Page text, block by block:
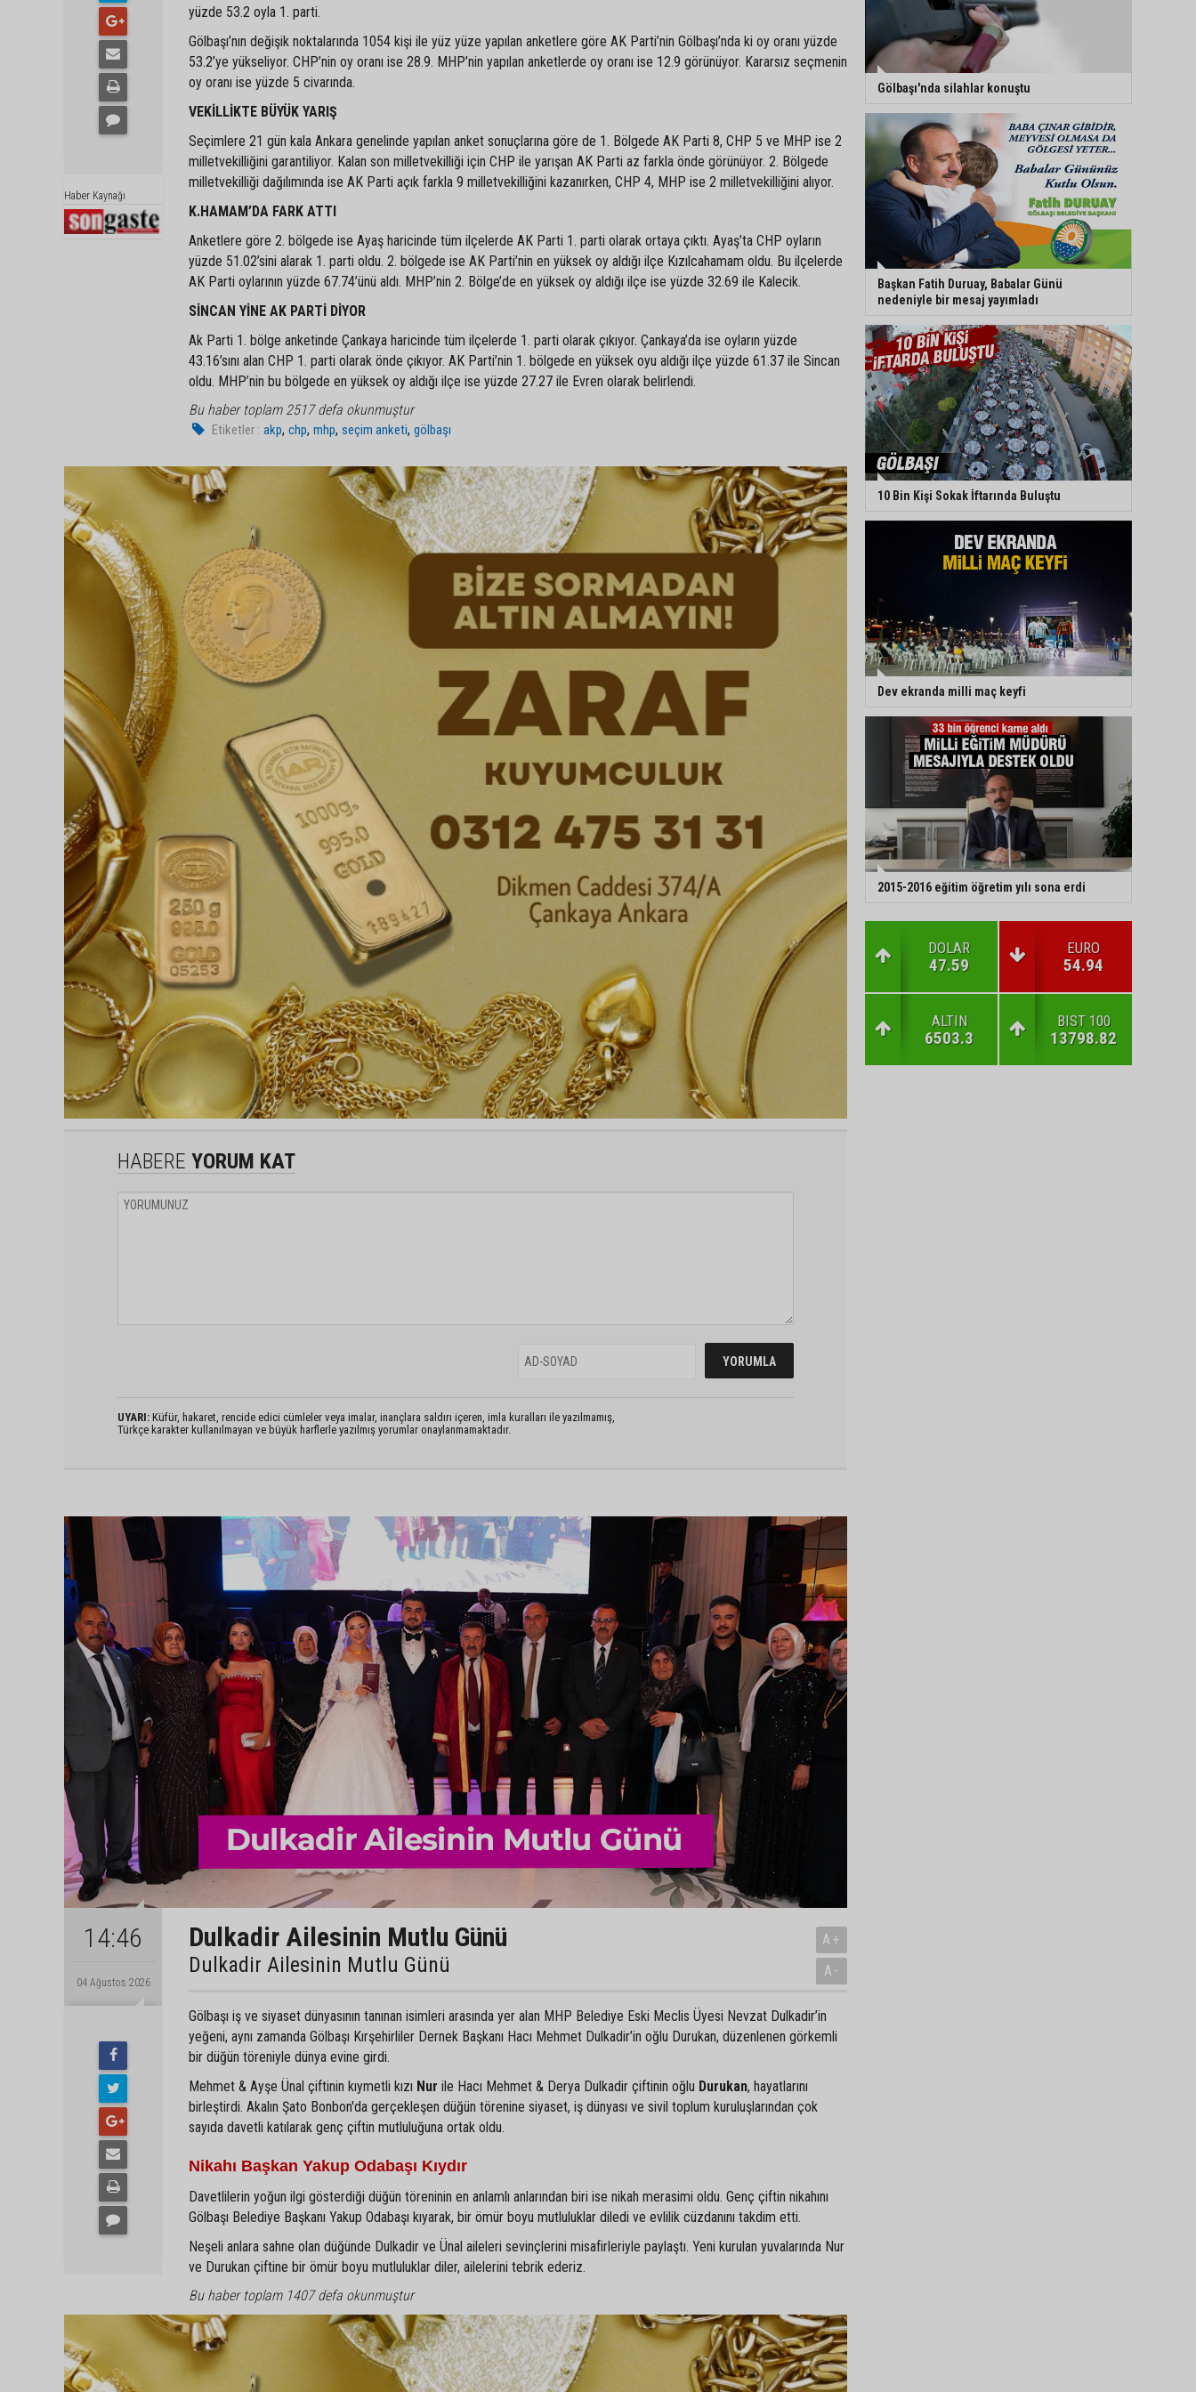
Haber Kaynağı
yüzde 53.2 oyla 1. parti.
Gölbaşı’nın değişik noktalarında 1054 kişi ile yüz yüze yapılan anketlere göre AK Parti’nin Gölbaşı’nda ki oy oranı yüzde
53.2’ye yükseliyor. CHP’nin oy oranı ise 28.9. MHP’nin yapılan anketlerde oy oranı ise 12.9 görünüyor. Kararsız seçmenin
oy oranı ise yüzde 5 civarında.
VEKİLLİKTE BÜYÜK YARIŞ
Seçimlere 21 gün kala Ankara genelinde yapılan anket sonuçlarına göre de 1. Bölgede AK Parti 8, CHP 5 ve MHP ise 2
milletvekilliğini garantiliyor. Kalan son milletvekilliği için CHP ile yarışan AK Parti az farkla önde görünüyor. 2. Bölgede
milletvekilliği dağılımında ise AK Parti açık farkla 9 milletvekilliğini kazanırken, CHP 4, MHP ise 2 milletvekilliğini alıyor.
K.HAMAM’DA FARK ATTI
Anketlere göre 2. bölgede ise Ayaş haricinde tüm ilçelerde AK Parti 1. parti olarak ortaya çıktı. Ayaş’ta CHP oyların
yüzde 51.02’sini alarak 1. parti oldu. 2. bölgede ise AK Parti’nin en yüksek oy aldığı ilçe Kızılcahamam oldu. Bu ilçelerde
AK Parti oylarının yüzde 67.74’ünü aldı. MHP’nin 2. Bölge’de en yüksek oy aldığı ilçe ise yüzde 32.69 ile Kalecik.
SİNCAN YİNE AK PARTİ DİYOR
Ak Parti 1. bölge anketinde Çankaya haricinde tüm ilçelerde 1. parti olarak çıkıyor. Çankaya’da ise oyların yüzde
43.16’sını alan CHP 1. parti olarak önde çıkıyor. AK Parti’nin 1. bölgede en yüksek oyu aldığı ilçe yüzde 61.37 ile Sincan
oldu. MHP’nin bu bölgede en yüksek oy aldığı ilçe ise yüzde 27.27 ile Evren olarak belirlendi.
Bu haber toplam 2517 defa okunmuştur
Etiketler : akp,chp,mhp,seçim anketi,gölbaşı
HABERE YORUM KAT
UYARI: Küfür, hakaret, rencide edici cümleler veya imalar, inançlara saldırı içeren, imla kuralları ile yazılmamış,
Türkçe karakter kullanılmayan ve büyük harflerle yazılmış yorumlar onaylanmamaktadır.
14:46
04 Ağustos 2026
Dulkadir Ailesinin Mutlu Günü
Dulkadir Ailesinin Mutlu Günü
A+
A-
Gölbaşı iş ve siyaset dünyasının tanınan isimleri arasında yer alan MHP Belediye Eski Meclis Üyesi Nevzat Dulkadir’in
yeğeni, aynı zamanda Gölbaşı Kırşehirliler Dernek Başkanı Hacı Mehmet Dulkadir’in oğlu Durukan, düzenlenen görkemli
bir düğün töreniyle dünya evine girdi.
Mehmet & Ayşe Ünal çiftinin kıymetli kızı Nur ile Hacı Mehmet & Derya Dulkadir çiftinin oğlu Durukan, hayatlarını
birleştirdi. Akalın Şato Bonbon'da gerçekleşen düğün törenine siyaset, iş dünyası ve sivil toplum kuruluşlarından çok
sayıda davetli katılarak genç çiftin mutluluğuna ortak oldu.
Nikahı Başkan Yakup Odabaşı Kıydır
Davetlilerin yoğun ilgi gösterdiği düğün töreninin en anlamlı anlarından biri ise nikah merasimi oldu. Genç çiftin nikahını
Gölbaşı Belediye Başkanı Yakup Odabaşı kıyarak, bir ömür boyu mutluluklar diledi ve evlilik cüzdanını takdim etti.
Neşeli anlara sahne olan düğünde Dulkadir ve Ünal aileleri sevinçlerini misafirleriyle paylaştı. Yeni kurulan yuvalarında Nur
ve Durukan çiftine bir ömür boyu mutluluklar diler, ailelerini tebrik ederiz.
Bu haber toplam 1407 defa okunmuştur
Gölbaşı'nda silahlar konuştu
Başkan Fatih Duruay, Babalar Günü
nedeniyle bir mesaj yayımladı
10 Bin Kişi Sokak İftarında Buluştu
Dev ekranda milli maç keyfi
2015-2016 eğitim öğretim yılı sona erdi
DOLAR
47.59
EURO
54.94
ALTIN
6503.3
BIST 100
13798.82